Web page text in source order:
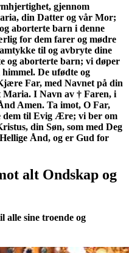
gjennom
din Datter og vår Mor;
aborterte barn i denne
for dem farer og mødre
til og avbryte dine
og aborterte barn; vi døper
De ufødte og
Far, med Navnet på din
Maria. I Navn av † Faren, i
Amen. Ta imot, O Far,
dem til Evig Ære; vi ber om
din Søn, som med Deg
Ånd, og er Gud for
alt Ondskap og
alle sine troende og